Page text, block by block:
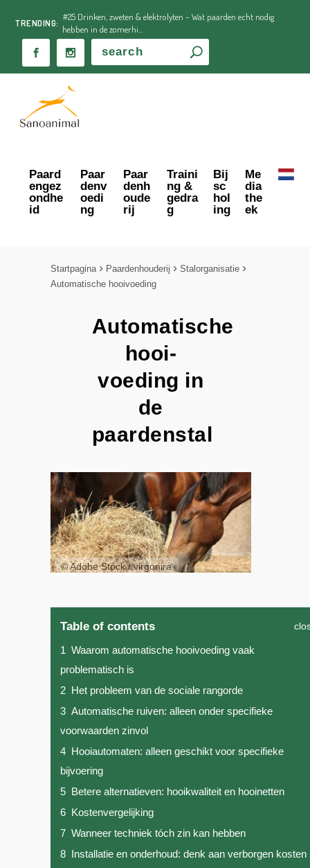
TRENDING:
#25 Drinken, zweten & elektrolyten – Wat paarden echt nodig
hebben in de zomerhi...
Paard
engez
ondhe
id
Paar
denv
oedi
ng
Paar
denh
oude
rij
Traini
ng &
gedra
g
Bij
sc
hol
ing
Me
dia
the
ek
Startpagina Paardenhouderij
Stalorganisatie
Automatische hooi­voeding
Automatische
hooi­
voeding in
de
paardenstal
© Adobe Stock / virgonira
Table of contents
1 Waarom automatische hooi­voeding vaak
problematisch is
2 Het probleem van de sociale rangorde
3 Automatische ruiven: alleen onder specifieke
voorwaarden zinvol
4 Hooi­automaten: alleen geschikt voor specifieke
bijvoering
5 Betere alternatieven: hooi­kwaliteit en hooinetten
6 Kostenvergelijking
7 Wanneer techniek tóch zin kan hebben
8 Installatie en onderhoud: denk aan verborgen kosten